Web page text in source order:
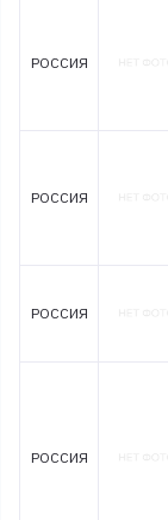
РОССИЯ
РОССИЯ
РОССИЯ
РОССИЯ